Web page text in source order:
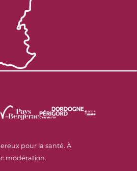
pour la santé. À
modération.